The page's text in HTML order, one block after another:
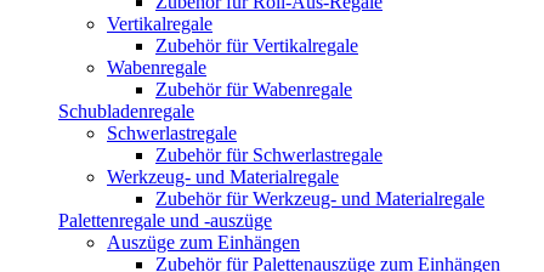
Vertikalregale
Zubehör für Vertikalregale
Wabenregale
Zubehör für Wabenregale
Schubladenregale
Schwerlastregale
Zubehör für Schwerlastregale
Werkzeug- und Materialregale
Zubehör für Werkzeug- und Materialregale
Palettenregale und -auszüge
Auszüge zum Einhängen
Zubehör für Palettenauszüge zum Einhängen